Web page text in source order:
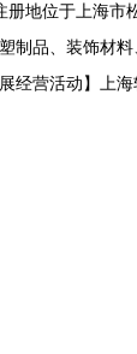
地位于上海市
制品、装饰材料
经营活动】上